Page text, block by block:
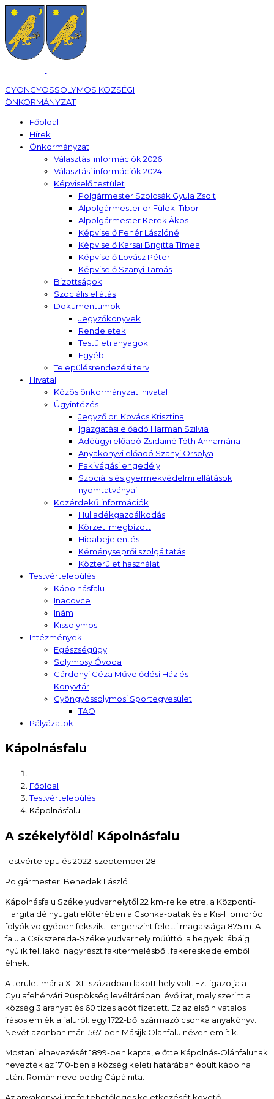
GYÖNGYÖSSOLYMOS KÖZSÉGI
ÖNKORMÁNYZAT
Főoldal
Hírek
Önkormányzat
Választási információk 2026
Választási információk 2024
Képviselő testület
Polgármester Szolcsák Gyula Zsolt
Alpolgármester dr Füleki Tibor
Alpolgármester Kerek Ákos
Képviselő Fehér Lászlóné
Képviselő Karsai Brigitta Tímea
Képviselő Lovász Péter
Képviselő Szanyi Tamás
Bizottságok
Szociális ellátás
Dokumentumok
Jegyzőkönyvek
Rendeletek
Testületi anyagok
Egyéb
Településrendezési terv
Hivatal
Közös önkormányzati hivatal
Ügyintézés
Jegyző dr. Kovács Krisztina
Igazgatási előadó Harman Szilvia
Adóügyi előadó Zsidainé Tóth Annamária
Anyakönyvi előadó Szanyi Orsolya
Fakivágási engedély
Szociális és gyermekvédelmi ellátások
nyomtatványai
Közérdekű információk
Hulladékgazdálkodás
Körzeti megbízott
Hibabejelentés
Kéményseprői szolgáltatás
Közterület használat
Testvértelepülés
Kápolnásfalu
Inacovce
Inám
Kissolymos
Intézmények
Egészségügy
Solymosy Óvoda
Gárdonyi Géza Művelődési Ház és
Könyvtár
Gyöngyössolymosi Sportegyesület
TAO
Pályázatok
Kápolnásfalu
Főoldal
Testvértelepülés
Kápolnásfalu
A székelyföldi Kápolnásfalu
Testvértelepülés2022. szeptember 28.
Polgármester: Benedek László
Kápolnásfalu Székelyudvarhelytől 22 km-re keletre, a Központi-
Hargita délnyugati előterében a Csonka-patak és a Kis-Homoród
folyók völgyében fekszik. Tengerszint feletti magassága 875 m. A
falu a Csíkszereda-Székelyudvarhely műúttól a hegyek lábáig
nyúlik fel, lakói nagyrészt fakitermelésből, fakereskedelemből
élnek.
A terület már a XI-XII. században lakott hely volt. Ezt igazolja a
Gyulafehérvári Püspökség levéltárában lévő irat, mely szerint a
község 3 aranyat és 60 tízes adót fizetett. Ez az első hivatalos
írásos emlék a faluról: egy 1722-ből származó csonka anyakönyv.
Nevét azonban már 1567-ben Másijk Olahfalu néven említik.
Mostani elnevezését 1899-ben kapta, előtte Kápolnás-Oláhfalunak
nevezték az 1710-ben a község keleti határában épült kápolna
után. Román neve pedig Cápálnita.
Az anyakönyvi irat feltehetőleges keletkezését követő